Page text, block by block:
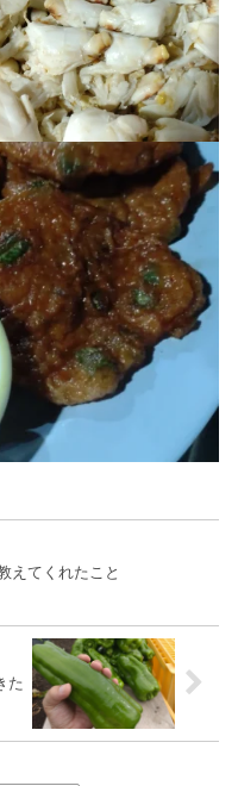
えてくれたこと
た